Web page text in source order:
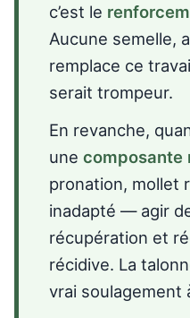
c’est le
Aucune semelle,
remplace ce
serait trompeur.
En revanche,
une composante
pronation, mollet
inadapté — agir
récupération et
récidive. La
vrai soulagement